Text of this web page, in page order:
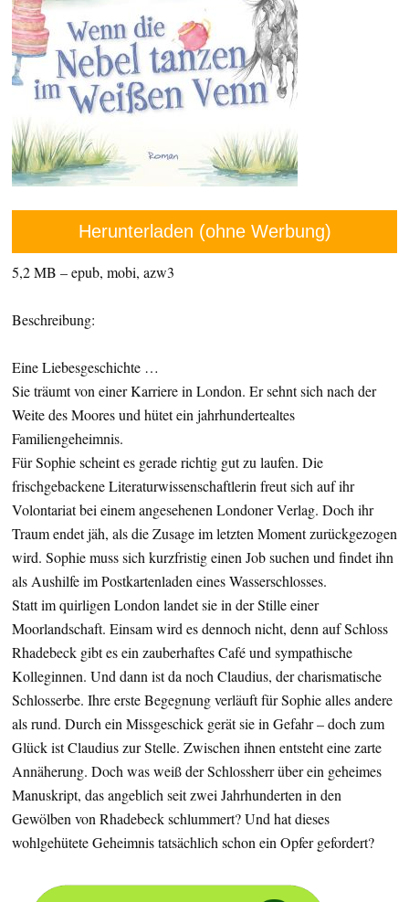
Herunterladen (ohne Werbung)
5,2 MB – epub, mobi, azw3
Beschreibung:
Eine Liebesgeschichte …
Sie träumt von einer Karriere in London. Er sehnt sich nach der
Weite des Moores und hütet ein jahrhundertealtes
Familiengeheimnis.
Für Sophie scheint es gerade richtig gut zu laufen. Die
frischgebackene Literaturwissenschaftlerin freut sich auf ihr
Volontariat bei einem angesehenen Londoner Verlag. Doch ihr
Traum endet jäh, als die Zusage im letzten Moment zurückgezogen
wird. Sophie muss sich kurzfristig einen Job suchen und findet ihn
als Aushilfe im Postkartenladen eines Wasserschlosses.
Statt im quirligen London landet sie in der Stille einer
Moorlandschaft. Einsam wird es dennoch nicht, denn auf Schloss
Rhadebeck gibt es ein zauberhaftes Café und sympathische
Kolleginnen. Und dann ist da noch Claudius, der charismatische
Schlosserbe. Ihre erste Begegnung verläuft für Sophie alles andere
als rund. Durch ein Missgeschick gerät sie in Gefahr – doch zum
Glück ist Claudius zur Stelle. Zwischen ihnen entsteht eine zarte
Annäherung. Doch was weiß der Schlossherr über ein geheimes
Manuskript, das angeblich seit zwei Jahrhunderten in den
Gewölben von Rhadebeck schlummert? Und hat dieses
wohlgehütete Geheimnis tatsächlich schon ein Opfer gefordert?